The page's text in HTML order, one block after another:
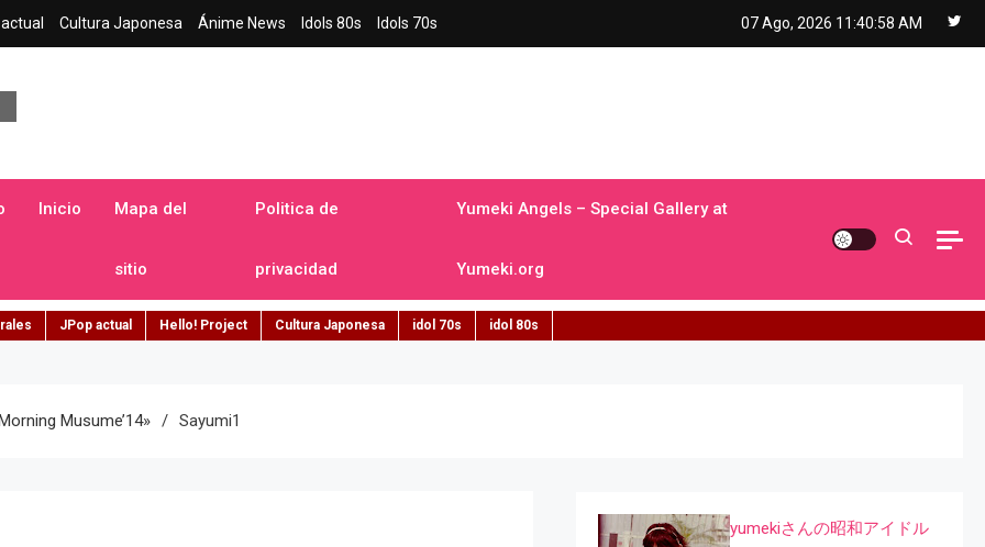
Cultura Japonesa Ánime News Idols 80s Idols 70s 07 Ago, 2026 11:40:59 AM
Inicio Mapa del
sitio
Politica de
privacidad
Yumeki Angels – Special Gallery at
Yumeki.org
JPop actual Hello! Project Cultura Japonesa idol 70s idol 80s
Musume’14» Sayumi1
yumekiさんの昭和アイドル